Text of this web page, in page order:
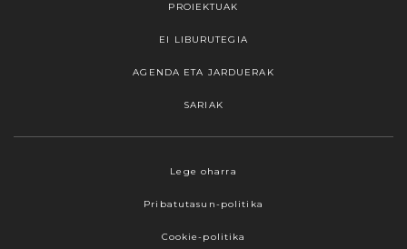
PROIEKTUAK
EI LIBURUTEGIA
AGENDA ETA JARDUERAK
SARIAK
Lege oharra
Pribatutasun-politika
Cookie-politika
Webgune honek cookieak erabiltzen ditu,
nabigatzeko nahiago duzun cookie aukera.
Guztiz desaktibatzea ere hauta dezakezu.